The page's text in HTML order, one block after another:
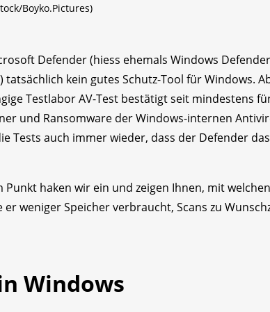
Boyko.Pictures)
Defender (hiess ehemals Windows
tatsächlich kein gutes Schutz-Tool für Windows.
Testlabor AV-Test bestätigt seit mindestens
und Ransomware der Windows-internen
Tests auch immer wieder, dass der Defender
Punkt haken wir ein und zeigen Ihnen, mit
er weniger Speicher verbraucht, Scans zu
Windows